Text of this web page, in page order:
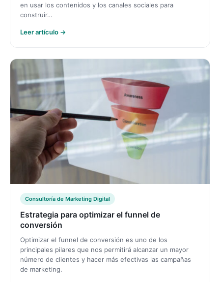
en usar los contenidos y los canales sociales para
construir…
Leer artículo →
Consultoría de Marketing Digital
Estrategia para optimizar el funnel de
conversión
Optimizar el funnel de conversión es uno de los
principales pilares que nos permitirá alcanzar un mayor
número de clientes y hacer más efectivas las campañas
de marketing.